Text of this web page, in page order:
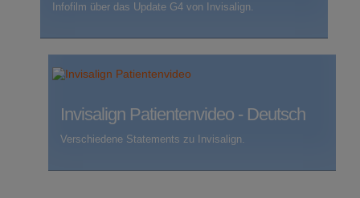
Infofilm über das Update G4 von Invisalign.
Invisalign Patientenvideo - Deutsch
Verschiedene Statements zu Invisalign.